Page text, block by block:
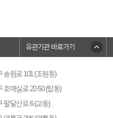
유관기관 바로가기
송원로 101 (조원동)
호매실로 22-50 (탑동)
팔달산로 6 (교동)